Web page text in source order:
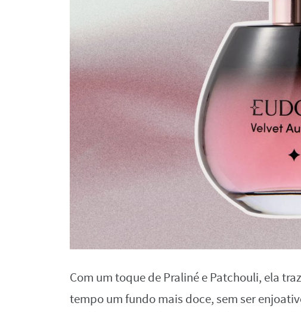
Com um toque de Praliné e Patchouli, ela
tempo um fundo mais doce, sem ser